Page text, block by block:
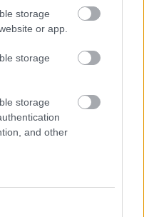
storage
or app.
storage
storage
and other
Kuva: Thibaut/NordicFocus
eilen Lake
ei
maailmancupin
sprinttikisoilla.